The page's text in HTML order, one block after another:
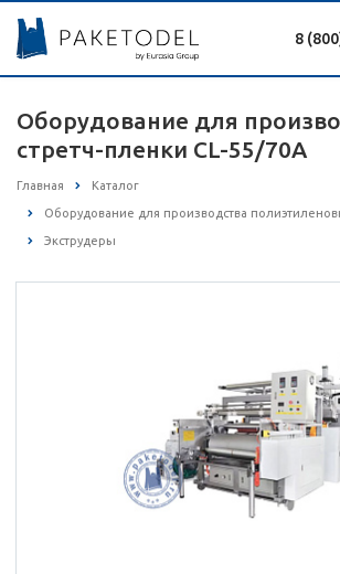
8
Оборудование для
стретч-пленки CL-55/70A
Главная Каталог
Оборудование для производства
Экструдеры